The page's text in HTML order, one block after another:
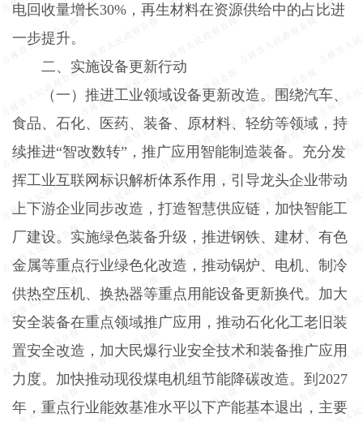
电回收量增长30% ，再生材料在资源供给中的占比进
一步提升。
二、实施设备更新行动
（一）推进工业领域设备更新改造。 围绕汽车、
食品、石化、医药、装备、原材料、轻纺等领域，持
续推进“智改数转”，推广应用智能制造装备。充分发
挥工业互联网标识解析体系作用，引导龙头企业带动
上下游企业同步改造，打造智慧供应链，加快智能工
厂建设。实施绿色装备升级，推进钢铁、建材、有色
金属等重点行业绿色化改造，推动锅炉、电机、制冷
供热空压机、换热器等重点用能设备更新换代。加大
安全装备在重点领域推广应用，推动石化化工老旧装
置安全改造，加大民爆行业安全技术和装备推广应用
力度。加快推动现役煤电机组节能降碳改造。到 2027
年，重点行业能效基准水平以下产能基本退出，主要